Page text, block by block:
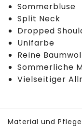
Sommerbluse
Split Neck
Dropped
Unifarbe
Reine
Sommerliche
Vielseitiger
Material und Pflege